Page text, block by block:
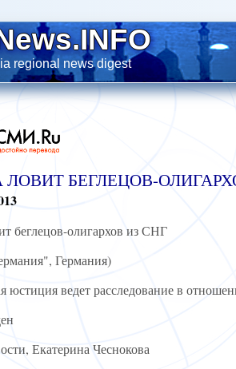
regional news digest
БЕГЛЕЦОВ-
беглецов-олигархов из СНГ
Германия)
юстиция ведет расследование в
Екатерина Чеснокова